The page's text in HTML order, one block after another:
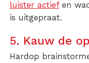
luister actiefen
is uitgepraat.
5. Kauw de
Hardop